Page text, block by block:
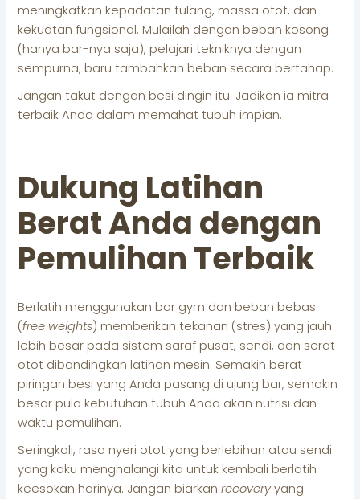
meningkatkan kepadatan tulang, massa otot, dan
kekuatan fungsional. Mulailah dengan beban kosong
(hanya bar-nya saja), pelajari tekniknya dengan
sempurna, baru tambahkan beban secara bertahap.
Jangan takut dengan besi dingin itu. Jadikan ia mitra
terbaik Anda dalam memahat tubuh impian.
Dukung Latihan
Berat Anda dengan
Pemulihan Terbaik
Berlatih menggunakan bar gym dan beban bebas
(free weights) memberikan tekanan (stres) yang jauh
lebih besar pada sistem saraf pusat, sendi, dan serat
otot dibandingkan latihan mesin. Semakin berat
piringan besi yang Anda pasang di ujung bar, semakin
besar pula kebutuhan tubuh Anda akan nutrisi dan
waktu pemulihan.
Seringkali, rasa nyeri otot yang berlebihan atau sendi
yang kaku menghalangi kita untuk kembali berlatih
keesokan harinya. Jangan biarkanrecoveryyang